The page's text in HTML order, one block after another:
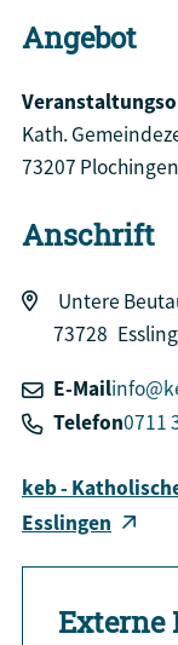
Angebot
Kath.
73207 Plochingen
Anschrift
Untere
73728
E-Mail
Telefon0711
keb -
Esslingen